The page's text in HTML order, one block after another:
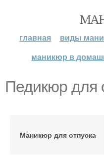
главная виды
маникюр в
Педикюр для
Маникюр для отпуска